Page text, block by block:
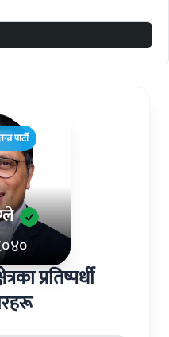
पार्टी
प्रतिष्पर्धी